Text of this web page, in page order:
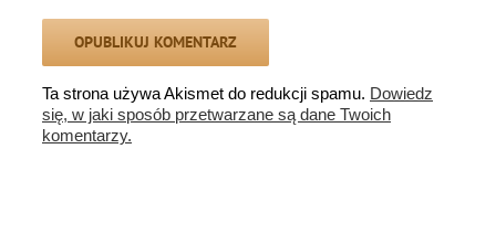
Ta strona używa Akismet do redukcji spamu. Dowiedz
się, w jaki sposób przetwarzane są dane Twoich
komentarzy.